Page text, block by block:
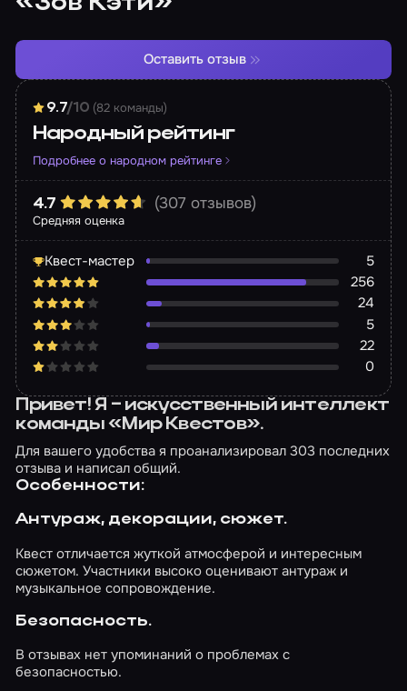
9.7/10 (82 команды)
Народный рейтинг
Подробнее о народном рейтинге
Средняя оценка
4.7 (307 отзывов)
Квест-мастер
5
256
24
5
22
0
Оставить отзыв
Привет! Я – искусственный интеллект
команды «Мир Квестов».
Для вашего удобства я проанализировал 303 последних
отзыва и написал общий.
Особенности:
Антураж, декорации, сюжет.
Квест отличается жуткой атмосферой и интересным
сюжетом. Участники высоко оценивают антураж и
музыкальное сопровождение.
Безопасность.
В отзывах нет упоминаний о проблемах с
безопасностью.